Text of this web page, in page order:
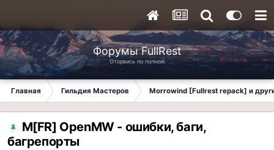
Форумы FullRest
Оторвись по полной!
Главная Гильдия Мастеров Morrowind [Fullrest repack] и
M[FR] OpenMW - ошибки, баги,
багрепорты